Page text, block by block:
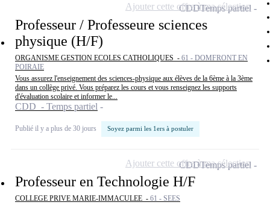
Professeur / Professeure sciences
physique (H/F)
ORGANISME GESTION ECOLES CATHOLIQUES - 61 - DOMFRONT EN
POIRAIE
Vous assurez l'enseignement des sciences-physique aux élèves de la 6ème à la 3ème
dans un collège privé. Vous préparez les cours et vous renseignez les supports
d'évaluation scolaire et informer le...
CDD - Temps partiel
Publié il y a plus de 30 jours Soyez parmi les 1ers à postuler
CDDTemps partiel
Ajouter cette offre à ma sélection
Professeur en Technologie H/F
COLLEGE PRIVE MARIE-IMMACULEE - 61 - SEES
CDDTemps partiel
Ajouter cette offre à ma sélection